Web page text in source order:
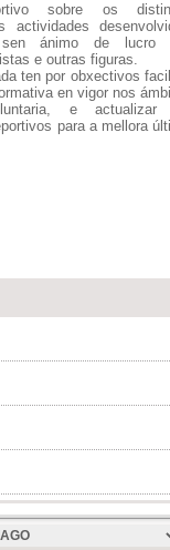
sobre os
actividades
sen ánimo de lucro
e outras figuras.
ten por obxectivos
en vigor nos
e actualizar
para a mellora